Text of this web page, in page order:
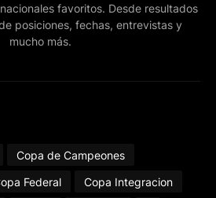
favoritos. Desde resultados
posiciones, fechas, entrevistas y
mucho más.
Copa de Campeones
Federal
Copa Integracion